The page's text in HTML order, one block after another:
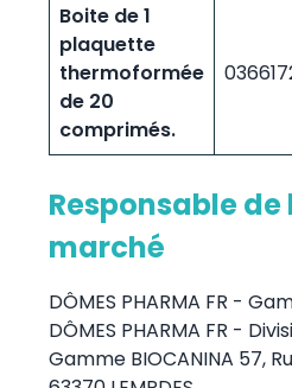
Boite de 1
plaquette
thermoformée
de 20
comprimés.
Responsable de
marché
DÔMES PHARMA FR -
DÔMES PHARMA FR -
Gamme BIOCANINA 57,